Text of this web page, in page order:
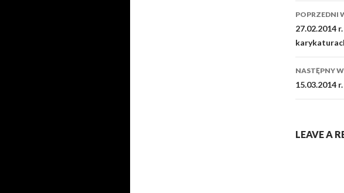
wpisy
POPRZEDNI
27.02.2014
NASTĘPNY
15.03.2014
LEAVE A